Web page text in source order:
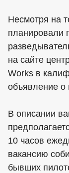
Несмотря на
планировали
на сайте
Works в
объявление о
В описании
10 часов
вакансию
бывших